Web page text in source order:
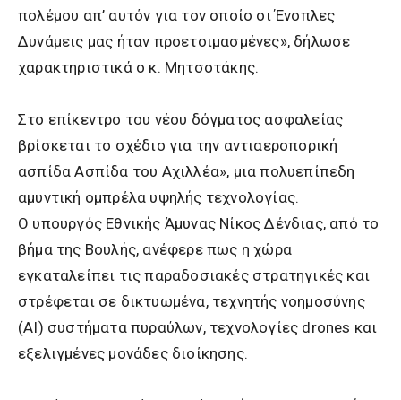
πολέμου απ’ αυτόν για τον οποίο οι Ένοπλες
Δυνάμεις μας ήταν προετoιμασμένες», δήλωσε
χαρακτηριστικά ο κ. Μητσοτάκης.
Στο επίκεντρο του νέου δόγματος ασφαλείας
βρίσκεται το σχέδιο για την αντιαεροπορική
ασπίδα Ασπίδα του Αχιλλέα», μια πολυεπίπεδη
αμυντική ομπρέλα υψηλής τεχνολογίας.
Ο υπουργός Εθνικής Άμυνας Νίκος Δένδιας, από το
βήμα της Βουλής, ανέφερε πως η χώρα
εγκαταλείπει τις παραδοσιακές στρατηγικές και
στρέφεται σε δικτυωμένα, τεχνητής νοημοσύνης
(AI) συστήματα πυραύλων, τεχνολογίες drones και
εξελιγμένες μονάδες διοίκησης.